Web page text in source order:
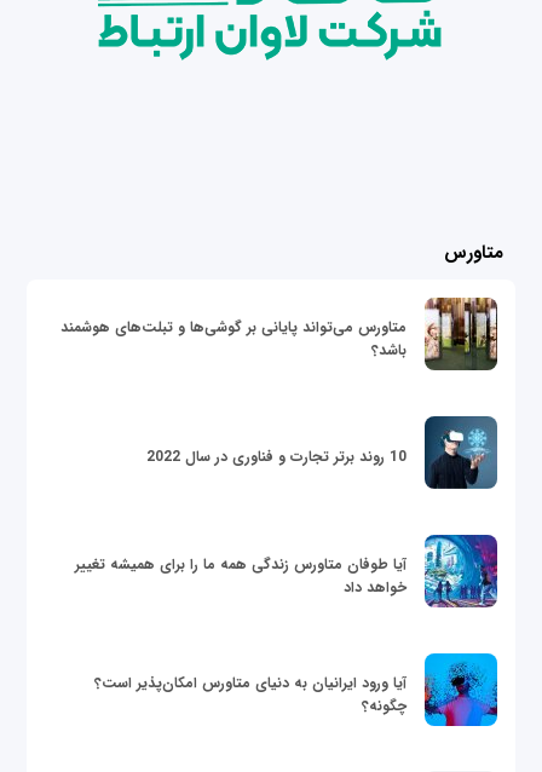
متاورس
متاورس می‌تواند پایانی بر گوشی‌ها و تبلت‌های هوشمند
باشد؟
10 روند برتر تجارت و فناوری در سال 2022
آیا طوفان متاورس زندگی همه ما را برای همیشه تغییر
خواهد داد
آیا ورود ایرانیان به دنیای متاورس امکان‌پذیر است؟
چگونه؟